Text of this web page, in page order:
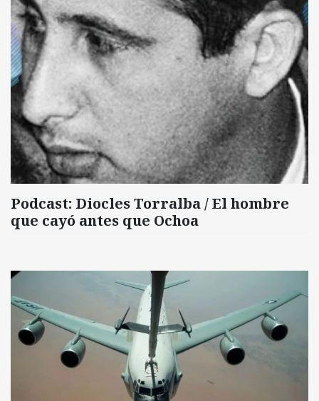
Podcast: Diocles Torralba / El hombre
que cayó antes que Ochoa